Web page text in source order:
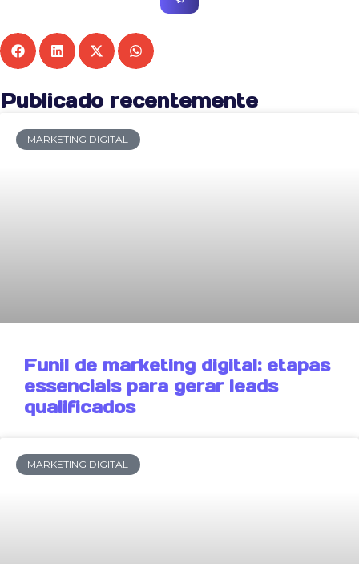
Publicado recentemente
MARKETING DIGITAL
Funil de marketing digital: etapas
essenciais para gerar leads
qualificados
MARKETING DIGITAL